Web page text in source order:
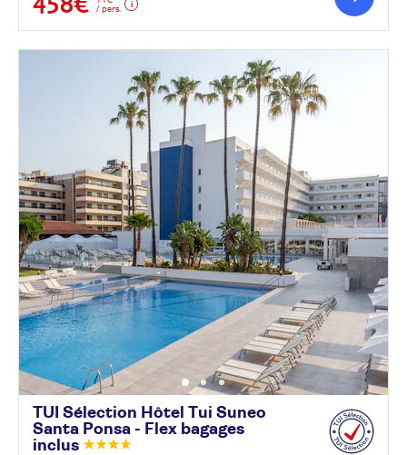
/ pers.
TUI Sélection Hôtel Tui Suneo
Santa Ponsa - Flex bagages
inclus